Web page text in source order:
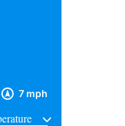
7 mph